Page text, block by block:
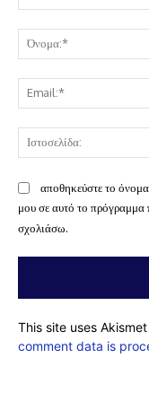
αποθηκεύστε το
μου σε αυτό το πρόγραμμα
σχολιάσω.
This site uses
comment data is